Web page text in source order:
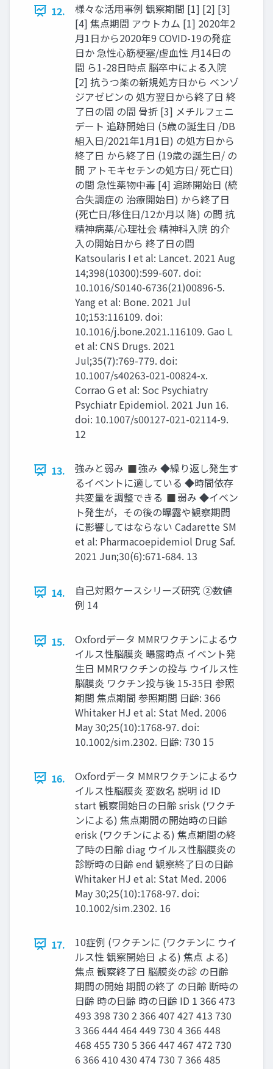
12.
様々な活用事例 観察期間 [1] [2] [3]
[4] 焦点期間 アウトカム [1] 2020年2
月1日から2020年9 COVID-19の発症
日か 急性心筋梗塞/虚血性 月14日の
間 ら1-28日時点 脳卒中による入院
[2] 抗うつ薬の新規処方日から ベンゾ
ジアゼピンの 処方翌日から終了日 終
了日の間 の間 骨折 [3] メチルフェニ
デート 追跡開始日 (5歳の誕生日 /DB
組入日/2021年1月1日) の処方日から
終了日 から終了日 (19歳の誕生日/ の
間 アトモキセチンの処方日/ 死亡日)
の間 急性薬物中毒 [4] 追跡開始日 (統
合失調症の 治療開始日) から終了日
(死亡日/移住日/12か月以 降) の間 抗
精神病薬/心理社会 精神科入院 的介
入の開始日から 終了日の間
Katsoularis I et al: Lancet. 2021 Aug
14;398(10300):599-607. doi:
10.1016/S0140-6736(21)00896-5.
Yang et al: Bone. 2021 Jul
10;153:116109. doi:
10.1016/j.bone.2021.116109. Gao L
et al: CNS Drugs. 2021
Jul;35(7):769-779. doi:
10.1007/s40263-021-00824-x.
Corrao G et al: Soc Psychiatry
Psychiatr Epidemiol. 2021 Jun 16.
doi: 10.1007/s00127-021-02114-9.
12
13.
強みと弱み ◼強み ◆繰り返し発生す
るイベントに適している ◆時間依存
共変量を調整できる ◼弱み ◆イベン
ト発生が，その後の曝露や観察期間
に影響してはならない Cadarette SM
et al: Pharmacoepidemiol Drug Saf.
2021 Jun;30(6):671-684. 13
14.
自己対照ケースシリーズ研究 ②数値
例 14
15.
Oxfordデータ MMRワクチンによるウ
イルス性脳膜炎 曝露時点 イベント発
生日 MMRワクチンの投与 ウイルス性
脳膜炎 ワクチン投与後 15-35日 参照
期間 焦点期間 参照期間 日齢: 366
Whitaker HJ et al: Stat Med. 2006
May 30;25(10):1768-97. doi:
10.1002/sim.2302. 日齢: 730 15
16.
Oxfordデータ MMRワクチンによるウ
イルス性脳膜炎 変数名 説明 id ID
start 観察開始日の日齢 srisk (ワクチ
ンによる) 焦点期間の開始時の日齢
erisk (ワクチンによる) 焦点期間の終
了時の日齢 diag ウイルス性脳膜炎の
診断時の日齢 end 観察終了日の日齢
Whitaker HJ et al: Stat Med. 2006
May 30;25(10):1768-97. doi:
10.1002/sim.2302. 16
17.
10症例 (ワクチンに (ワクチンに ウイ
ルス性 観察開始日 よる) 焦点 よる)
焦点 観察終了日 脳膜炎の診 の日齢
期間の開始 期間の終了 の日齢 断時の
日齢 時の日齢 時の日齢 ID 1 366 473
493 398 730 2 366 407 427 413 730
3 366 444 464 449 730 4 366 448
468 455 730 5 366 447 467 472 730
6 366 410 430 474 730 7 366 485